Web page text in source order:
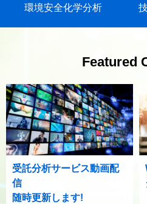
環境安全化学分析
Featured
受託分析サービス動画配
信
随時更新します!